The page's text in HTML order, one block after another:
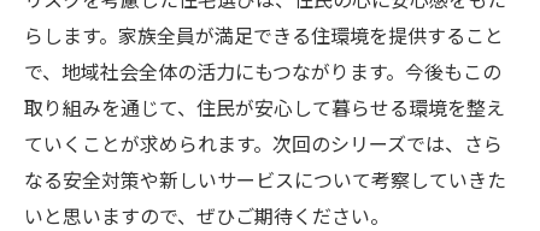
らします。家族全員が満足できる住環境を提供すること
で、地域社会全体の活力にもつながります。今後もこの
取り組みを通じて、住民が安心して暮らせる環境を整え
ていくことが求められます。次回のシリーズでは、さら
なる安全対策や新しいサービスについて考察していきた
いと思いますので、ぜひご期待ください。